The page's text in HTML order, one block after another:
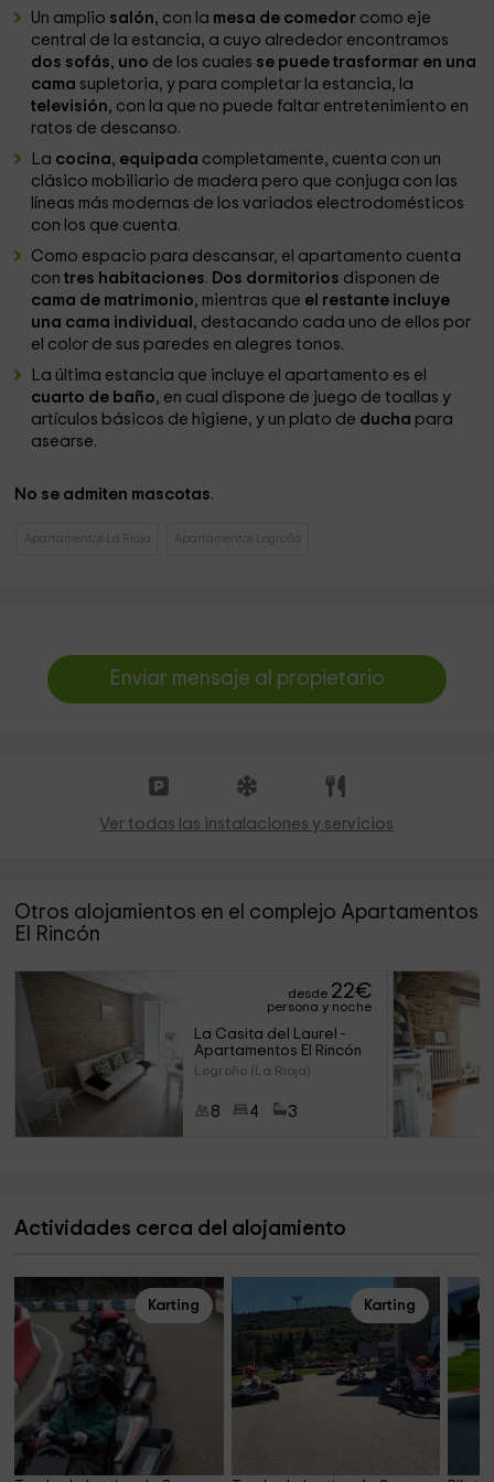
Un amplio salón, con la mesa de comedor como eje
central de la estancia, a cuyo alrededor encontramos
dos sofás, uno de los cuales se puede trasformar en una
cama supletoria, y para completar la estancia, la
televisión, con la que no puede faltar entretenimiento en
ratos de descanso.
La cocina, equipada completamente, cuenta con un
clásico mobiliario de madera pero que conjuga con las
líneas más modernas de los variados electrodomésticos
con los que cuenta.
Como espacio para descansar, el apartamento cuenta
con tres habitaciones. Dos dormitorios disponen de
cama de matrimonio, mientras que el restante incluye
una cama individual , destacando cada uno de ellos por
el color de sus paredes en alegres tonos.
La última estancia que incluye el apartamento es el
cuarto de baño, en cual dispone de juego de toallas y
artículos básicos de higiene, y un plato de ducha para
asearse.
No se admiten mascotas.
Apartamentos La Rioja Apartamentos Logroño
Enviar mensaje al propietario
Ver todas las instalaciones y servicios
Otros alojamientos en el complejo Apartamentos
El Rincón
desde 22€
persona y noche
La Casita del Laurel -
Apartamentos El Rincón
Logroño (La Rioja)
8 4 3
Actividades cerca del alojamiento
Karting Karting